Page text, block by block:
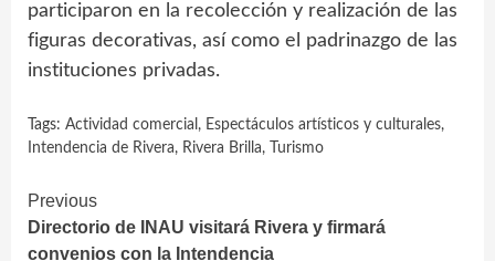
participaron en la recolección y realización de las
figuras decorativas, así como el padrinazgo de las
instituciones privadas.
Tags: Actividad comercial , Espectáculos artísticos y culturales,
Intendencia de Rivera, Rivera Brilla, Turismo
Continue
Reading
Previous
Directorio de INAU visitará Rivera y firmará
convenios con la Intendencia